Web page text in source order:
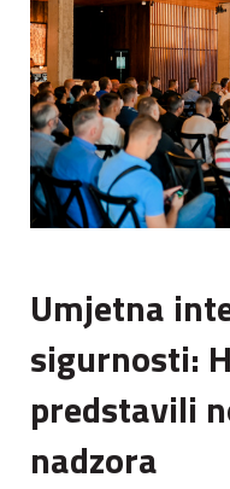
Umjetna
sigurnosti:
predstavili
nadzora